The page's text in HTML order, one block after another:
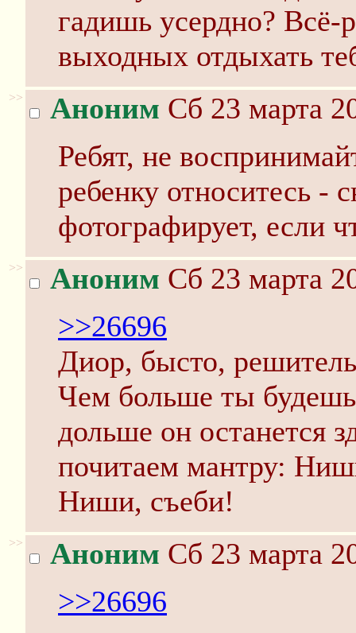
гадишь усердно? Всё-
выходных отдыхать
>> Аноним Сб 23 марта
Ребят, не
ребенку относитесь -
фотографирует, если
>> Аноним Сб 23 марта
>>26696
Диор, бысто,
Чем больше ты
дольше он останется
почитаем мантру:
Ниши, съеби!
>> Аноним Сб 23 марта
>>26696